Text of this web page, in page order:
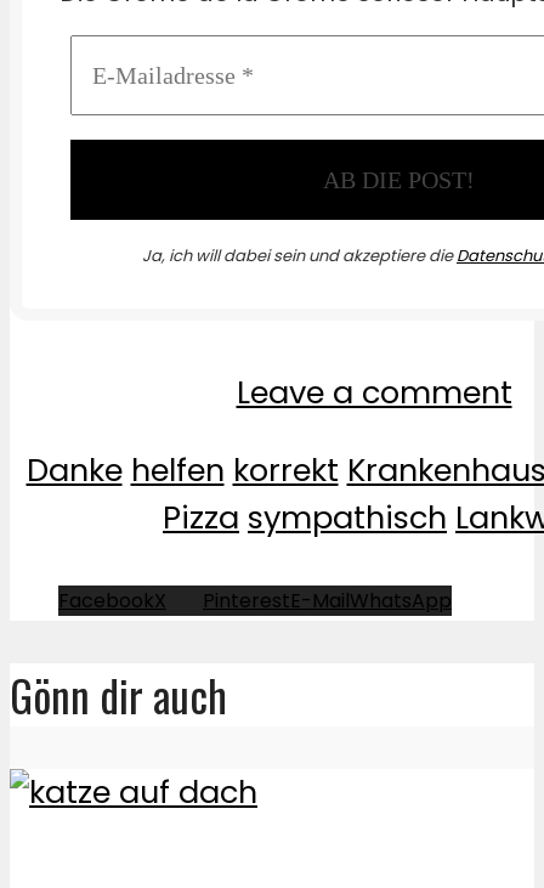
Ja, ich will dabei sein und akzeptiere die
Leave a comment
Danke helfen korrekt
Pizza sympathisch
FacebookX PinterestE-MailWhatsApp
Gönn dir auch